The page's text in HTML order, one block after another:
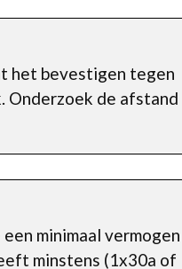
het bevestigen tegen
Onderzoek de afstand
minimaal vermogen
minstens (1x30a of